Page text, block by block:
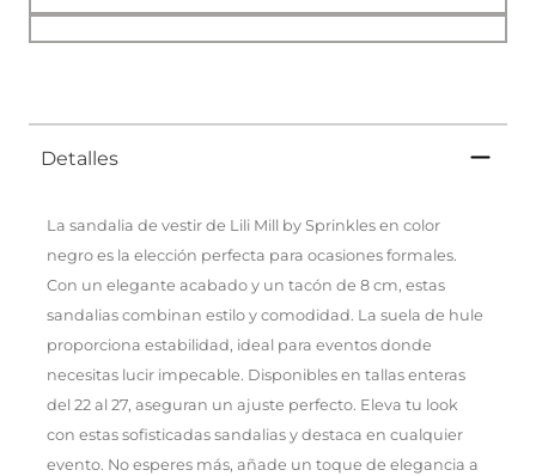
Detalles
La sandalia de vestir de Lili Mill by Sprinkles en color
negro es la elección perfecta para ocasiones formales.
Con un elegante acabado y un tacón de 8 cm, estas
sandalias combinan estilo y comodidad. La suela de hule
proporciona estabilidad, ideal para eventos donde
necesitas lucir impecable. Disponibles en tallas enteras
del 22 al 27, aseguran un ajuste perfecto. Eleva tu look
con estas sofisticadas sandalias y destaca en cualquier
evento. No esperes más, añade un toque de elegancia a